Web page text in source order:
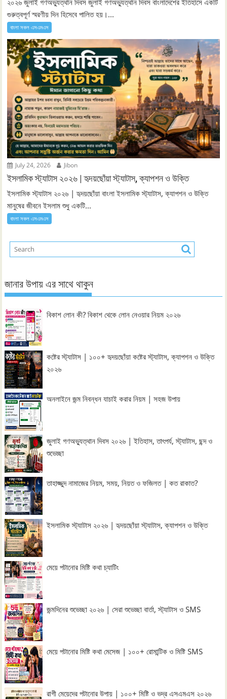
২০২৬ জুলাই গণঅভ্যুত্থান দিবস জুলাই গণঅভ্যুত্থান দিবস বাংলাদেশের ইতিহাসে একটি
গুরুত্বপূর্ণ স্মরণীয় দিন হিসেবে পালিত হয়।...
বাংলা সকল এসএমএস
July 24, 2026 Jibon
ইসলামিক স্ট্যাটাস ২০২৬ | হৃদয়ছোঁয়া স্ট্যাটাস, ক্যাপশন ও উক্তি
ইসলামিক স্ট্যাটাস ২০২৬ | হৃদয়ছোঁয়া বাংলা ইসলামিক স্ট্যাটাস, ক্যাপশন ও উক্তি
মানুষের জীবনে ইসলাম শুধু একটি...
বাংলা সকল এসএমএস
জানার উপায় এর সাথে থাকুন
বিকাশ লোন কী? বিকাশ থেকে লোন নেওয়ার নিয়ম ২০২৬
কষ্টের স্ট্যাটাস | ১০০+ হৃদয়ছোঁয়া কষ্টের স্ট্যাটাস, ক্যাপশন ও উক্তি
২০২৬
অনলাইনে জন্ম নিবন্ধন যাচাই করার নিয়ম | সহজ উপায়
জুলাই গণঅভ্যুত্থান দিবস ২০২৬ | ইতিহাস, তাৎপর্য, স্ট্যাটাস, ছন্দ ও
শুভেচ্ছা
তাহাজ্জুদ নামাজের নিয়ম, সময়, নিয়ত ও ফজিলত | কত রাকাত?
ইসলামিক স্ট্যাটাস ২০২৬ | হৃদয়ছোঁয়া স্ট্যাটাস, ক্যাপশন ও উক্তি
মেয়ে পটানোর মিষ্টি কথা চ্যাটিং
জন্মদিনের শুভেচ্ছা ২০২৬ | সেরা শুভেচ্ছা বার্তা, স্ট্যাটাস ও SMS
মেয়ে পটানোর মিষ্টি কথা মেসেজ | ১০০+ রোমান্টিক ও মিষ্টি SMS
রাগী মেয়েদের পটানোর উপায় | ১০০+ মিষ্টি ও ভদ্র এসএমএস ২০২৬